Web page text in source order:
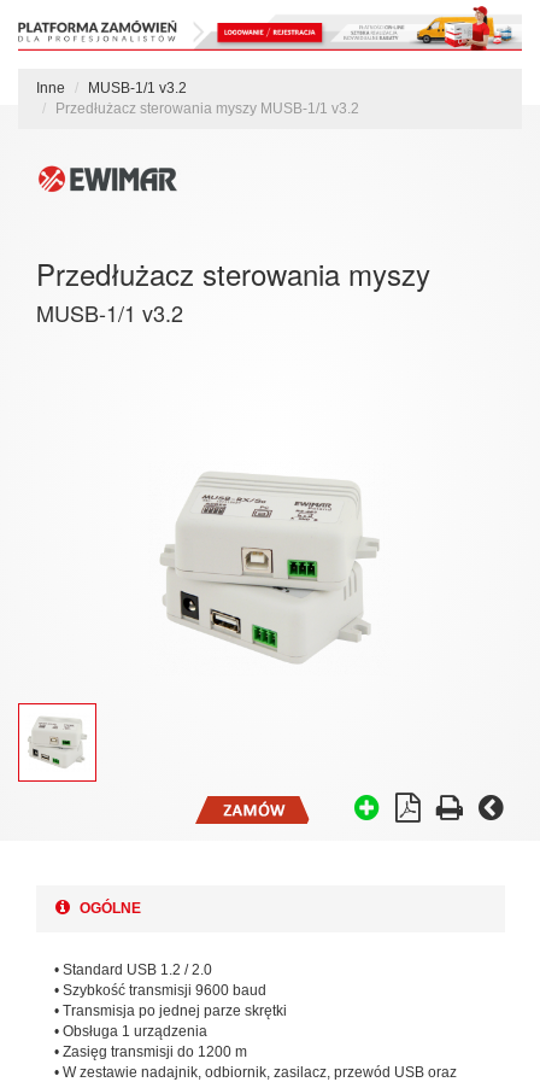
Inne
MUSB-1/1 v3.2
Przedłużacz sterowania myszy MUSB-1/1 v3.2
Przedłużacz sterowania myszy
MUSB-1/1 v3.2
OGÓLNE
• Standard USB 1.2 / 2.0
• Szybkość transmisji 9600 baud
• Transmisja po jednej parze skrętki
• Obsługa 1 urządzenia
• Zasięg transmisji do 1200 m
• W zestawie nadajnik, odbiornik, zasilacz, przewód USB oraz